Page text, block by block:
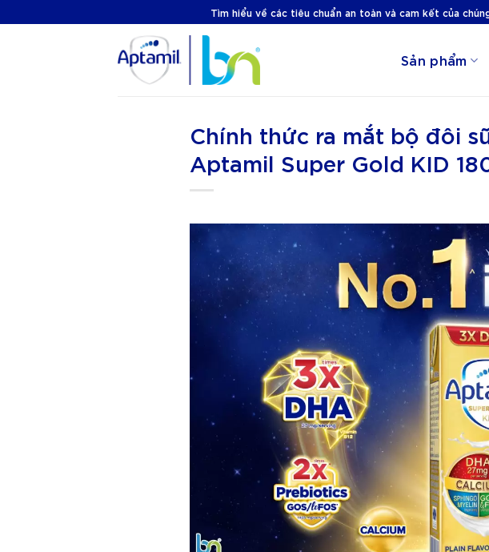
to
Tìm hiểu về các tiêu chuẩn an toàn và cam kết của
Sản phẩm
Chính thức ra mắt bộ đôi
Aptamil Super Gold KID